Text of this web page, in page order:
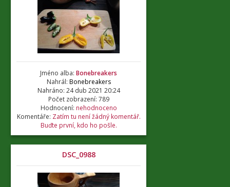
Jméno alba: Bonebreakers
Nahrál: Bonebreakers
Nahráno: 24 dub 2021 20:24
Počet zobrazení: 789
Hodnocení: nehodnoceno
Komentáře: Zatím tu není žádný komentář.
Buďte první, kdo ho pošle.
DSC_0988